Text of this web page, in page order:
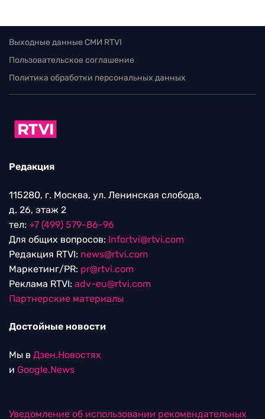
Выходные данные СМИ RTVI
Пользовательское соглашение
Политика обработки персональных данных
Редакция
115280, г. Москва, ул. Ленинская слобода,
д. 26, этаж 2
тел: +7 (499) 579-86-96
Для общих вопросов: Infortvi@rtvi.com
Редакция RTVI: news@rtvi.com
Маркетинг/PR: pr@rtvi.com
Реклама RTVI: adv-eu@rtvi.com
Партнерские материалы
Достойные новости
Мы в Дзен.Новостях
и Google.News
Уведомление об использовании рекомендательных